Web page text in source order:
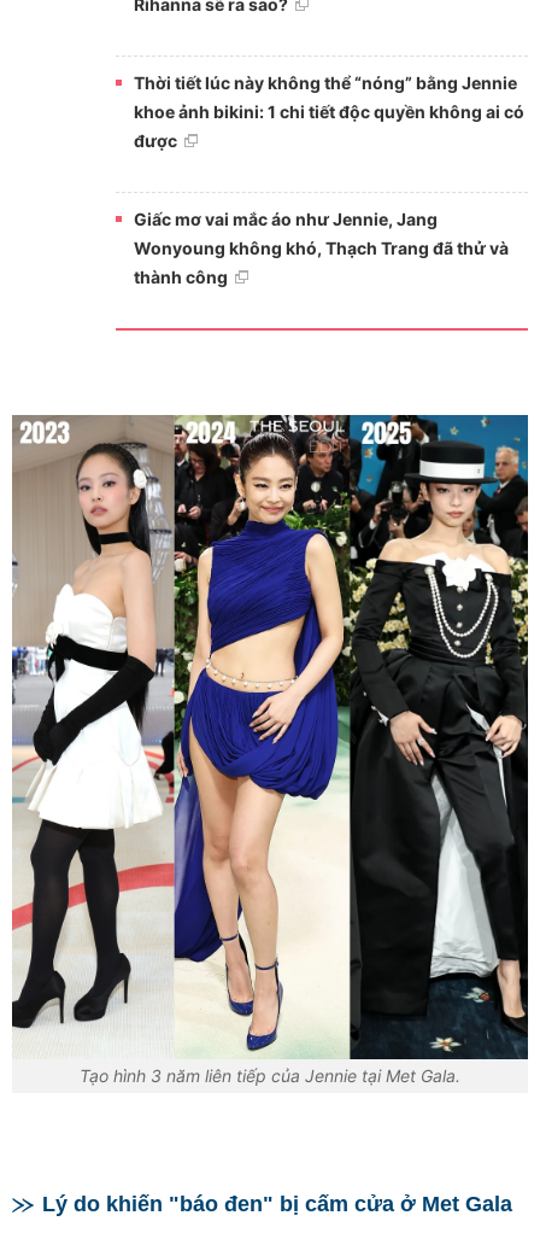
Rihanna sẽ ra sao?
Thời tiết lúc này không thể “nóng” bằng Jennie
khoe ảnh bikini: 1 chi tiết độc quyền không ai có
được
Giấc mơ vai mắc áo như Jennie, Jang
Wonyoung không khó, Thạch Trang đã thử và
thành công
Tạo hình 3 năm liên tiếp của Jennie tại Met Gala.
Lý do khiến "báo đen" bị cấm cửa ở Met Gala